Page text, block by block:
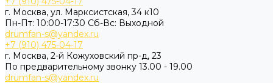
г. Москва, ул. Марксистская, 34 к10
Пн-Пт: 10:00-17:30 Cб-Вс: Выходной
drumfan-s@yandex.ru
+7 (910) 475-04-17
г. Москва, 2-й Кожуховский пр-д, 23
По предварительному звонку 13.00 - 19.00
drumfan-s@yandex.ru